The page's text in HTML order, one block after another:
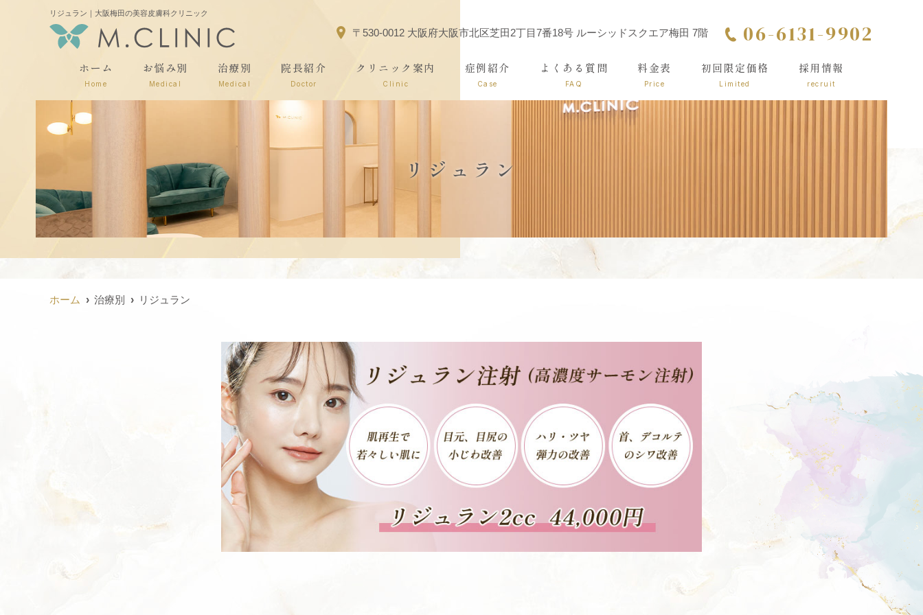
リジュラン｜大阪梅田の美容皮膚科クリニック
〒530-0012 大阪府大阪市北区芝田2丁目7番18号 ルーシッドスクエア梅田 7階 06-6131-9902
ホーム
Home
お悩み別
Medical
治療別
Medical
院長紹介
Doctor
クリニック案内
Clinic
症例紹介
Case
よくある質問
FAQ
料金表
Price
初回限定価格
Limited
採用情報
recruit
リジュラン
ホーム 治療別 リジュラン